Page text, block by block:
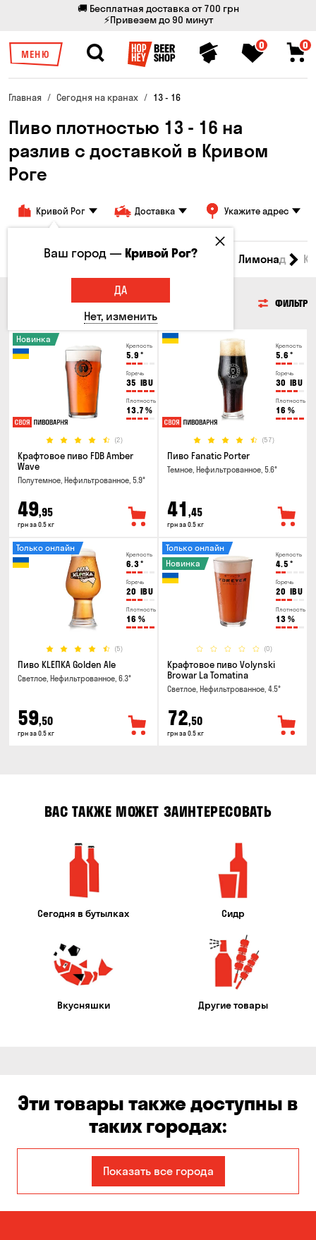
🚚 Бесплатная доставка от 700 грн
⚡Привезем до 90 минут
МЕНЮ
0 0
Главная Сегодня на кранах 13 - 16
Пиво плотностью 13 - 16 на
разлив с доставкой в ​​Кривом
Роге
Кривой Рог Доставка Укажите адрес
Все товары Пиво Сидр Лимонад
ФИЛЬТР
Крепость
5.9 °
Горечь
35 IBU
Плотность
13.7 %
(2)
Новинка
Крафтовое пиво FDB Amber
Wave
Полутемное, Нефильтрованное, 5.9°
49,95
грн за 0.5 кг
Крепость
5.6 °
Горечь
30 IBU
Плотность
16 %
(57)
Пиво Fanatic Porter
Темное, Нефильтрованное, 5.6°
41 ,45
грн за 0.5 кг
Крепость
6.3°
Горечь
20 IBU
Плотность
16 %
(5)
Только онлайн
Пиво KLEПКА Golden Ale
Светлое, Нефильтрованное, 6.3°
59,50
грн за 0.5 кг
Крепость
4.5 °
Горечь
20 IBU
Плотность
13 %
(0)
Только онлайн
Новинка
Крафтовое пиво Volynski
Browar La Tomatina
Светлое, Нефильтрованное, 4.5°
72,50
грн за 0.5 кг
ВАС ТАКЖЕ МОЖЕТ ЗАИНТЕРЕСОВАТЬ
Сегодня в бутылках Сидр
Вкусняшки Другие товары
Эти товары также доступны в
таких городах:
Авангард
Бабурка Балабино
Показать все города
Ваш город —Кривой Рог?
ДА
Нет, изменить